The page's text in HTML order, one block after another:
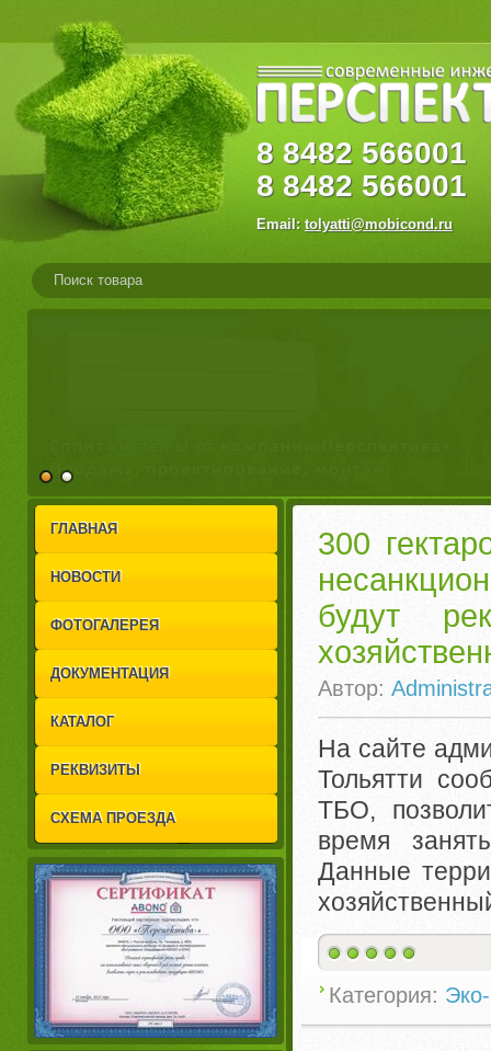
8 8482
8 8482 566001
Email: tolyatti@mobicond.ru
1
2
ГЛАВНАЯ
НОВОСТИ
ФОТОГАЛЕРЕЯ
ДОКУМЕНТАЦИЯ
КАТАЛОГ
РЕКВИЗИТЫ
СХЕМА ПРОЕЗДА
300
будут
Автор:
На сайте
Тольятти
ТБО,
время
Данные
Категория: